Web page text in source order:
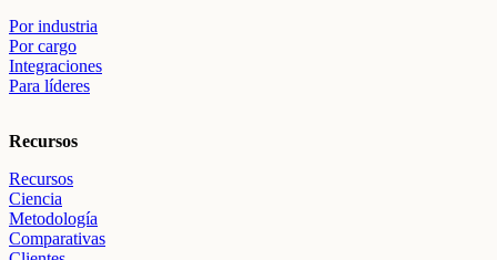
Por industria
Por cargo
Integraciones
Para líderes
Recursos
Recursos
Ciencia
Metodología
Comparativas